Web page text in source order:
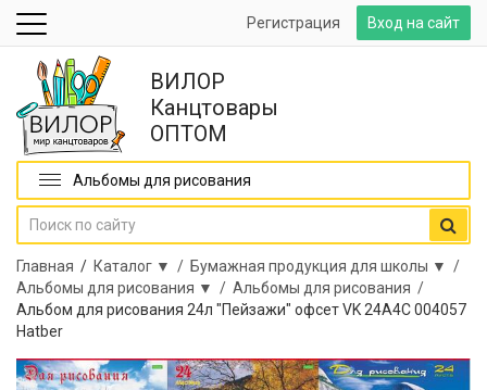
Вход на сайт
Регистрация
ВИЛОР
Канцтовары
ОПТОМ
Альбомы для рисования
Главная / Каталог ▼ / Бумажная продукция для школы ▼ /
Альбомы для рисования ▼ / Альбомы для рисования /
Альбом для рисования 24л "Пейзажи" офсет VK 24А4С 004057
Hatber